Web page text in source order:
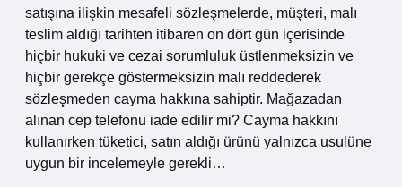
satışına ilişkin mesafeli sözleşmelerde, müşteri, malı
teslim aldığı tarihten itibaren on dört gün içerisinde
hiçbir hukuki ve cezai sorumluluk üstlenmeksizin ve
hiçbir gerekçe göstermeksizin malı reddederek
sözleşmeden cayma hakkına sahiptir. Mağazadan
alınan cep telefonu iade edilir mi? Cayma hakkını
kullanırken tüketici, satın aldığı ürünü yalnızca usulüne
uygun bir incelemeyle gerekli…